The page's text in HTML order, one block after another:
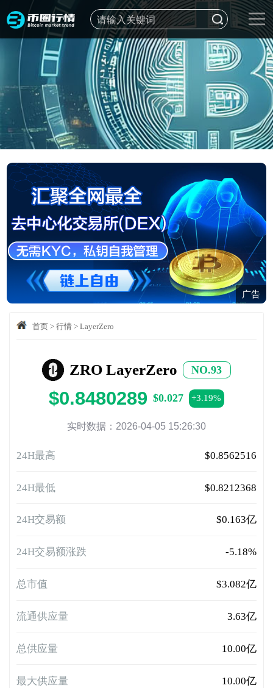
广告
首页> 行情> LayerZero
ZRO LayerZero NO.93
$0.8480289 $0.027 +3.19%
实时数据：2026-04-05 15:26:30
24H最高 $0.8562516
24H最低 $0.8212368
24H交易额 $0.163亿
24H交易额涨跌 -5.18%
总市值 $3.082亿
流通供应量 3.63亿
总供应量 10.00亿
最大供应量 10.00亿